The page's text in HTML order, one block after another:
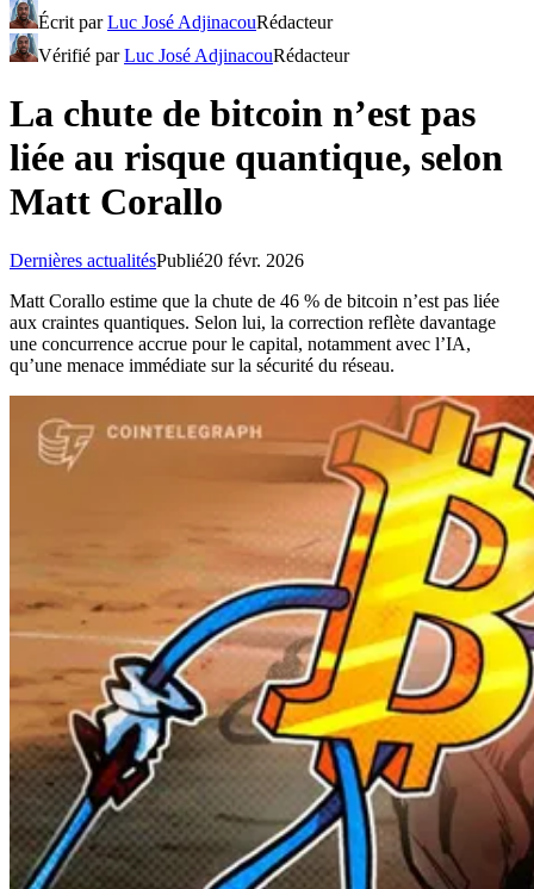
Écrit parLuc José AdjinacouRédacteur
Vérifié parLuc José AdjinacouRédacteur
La chute de bitcoin n’est pas
liée au risque quantique, selon
Matt Corallo
Dernières actualitésPublié20 févr. 2026
Matt Corallo estime que la chute de 46 % de bitcoin n’est pas liée
aux craintes quantiques. Selon lui, la correction reflète davantage
une concurrence accrue pour le capital, notamment avec l’IA,
qu’une menace immédiate sur la sécurité du réseau.